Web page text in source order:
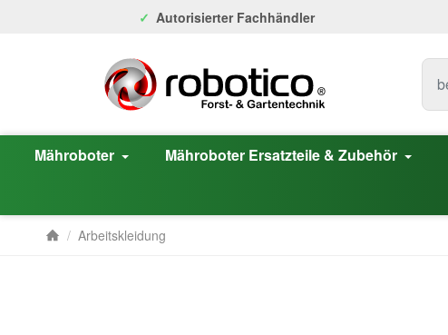
Autorisierter Fachhändler
Mähroboter Mähroboter Ersatzteile & Zubehör
/ Arbeitskleidung